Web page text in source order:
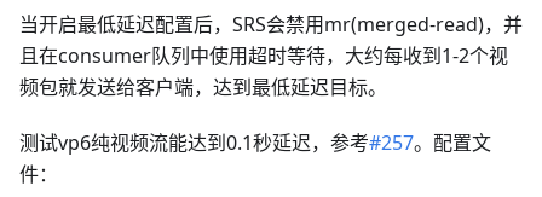
当开启最低延迟配置后，SRS会禁用mr(merged-read)，并
且在consumer队列中使用超时等待，大约每收到1-2个视
频包就发送给客户端，达到最低延迟目标。
测试vp6纯视频流能达到0.1秒延迟，参考#257。配置文
件：